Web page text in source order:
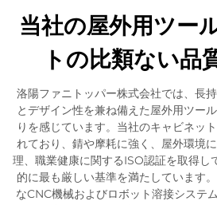
当社の屋外用ツー
トの比類ない品
洛陽ファニトッパー株式会社では、長
とデザイン性を兼ね備えた屋外用ツー
りを感じています。当社のキャビネッ
れており、錆や摩耗に強く、屋外環境
理、職業健康に関するISO認証を取得し
的に最も厳しい基準を満たしています
なCNC機械およびロボット溶接システ